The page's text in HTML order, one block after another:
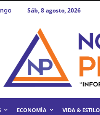
Sáb, 8 agosto, 2026
ECONOMÍA VIDA & ESTILO